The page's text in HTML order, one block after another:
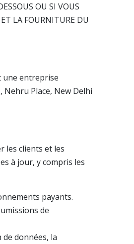
OU SI VOUS
LA FOURNITURE DU
une entreprise
Nehru Place, New Delhi
les clients et les
à jour, y compris les
payants.
de
données, la